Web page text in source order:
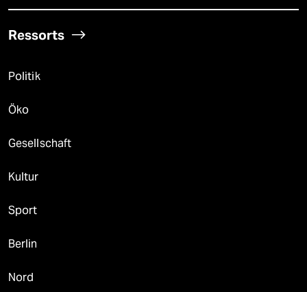
Ressorts
Politik
Öko
Gesellschaft
Kultur
Sport
Berlin
Nord